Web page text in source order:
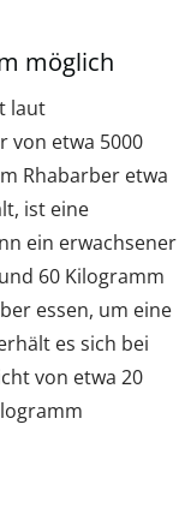
möglich
laut
von etwa 5000
Rhabarber etwa
ist eine
ein erwachsener
60 Kilogramm
essen, um eine
es sich bei
von etwa 20